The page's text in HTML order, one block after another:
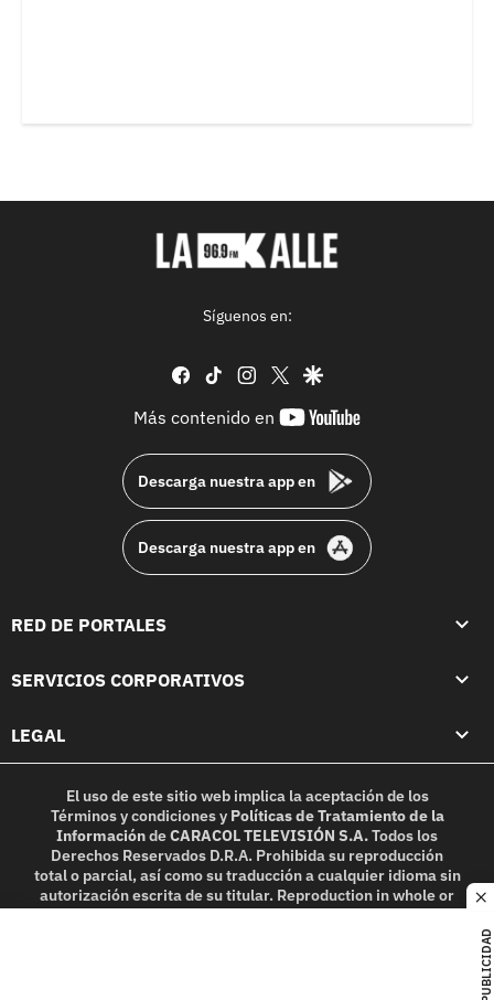
PUBLICIDAD
Síguenos en:
facebook
tiktok instagram
twittergoogle
Más contenido en
youtube-
Descarga nuestra app en
Descarga nuestra app en
RED DE PORTALES
SERVICIOS CORPORATIVOS
LEGAL
El uso de este sitio web implica la aceptación de los
Términos y condicionesy Políticas de Tratamiento de la
InformacióndeCARACOL TELEVISIÓN S.A.Todos los
Derechos Reservados D.R.A. Prohibida su reproducción
total o parcial, así como su traducción a cualquier idioma sin
autorización escrita de su titular. Reproduction in whole or
in part, or translation without written permission is